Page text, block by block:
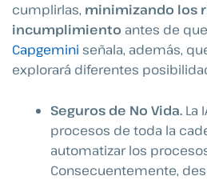
cumplirlas, minimizando los
incumplimiento antes de
Capgemini señala, además,
explorará diferentes
Seguros de No Vida. La
procesos de toda la
automatizar los
Consecuentemente,